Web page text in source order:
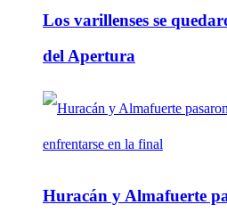
Los varillenses se
del Apertura
Huracán y Almafuerte